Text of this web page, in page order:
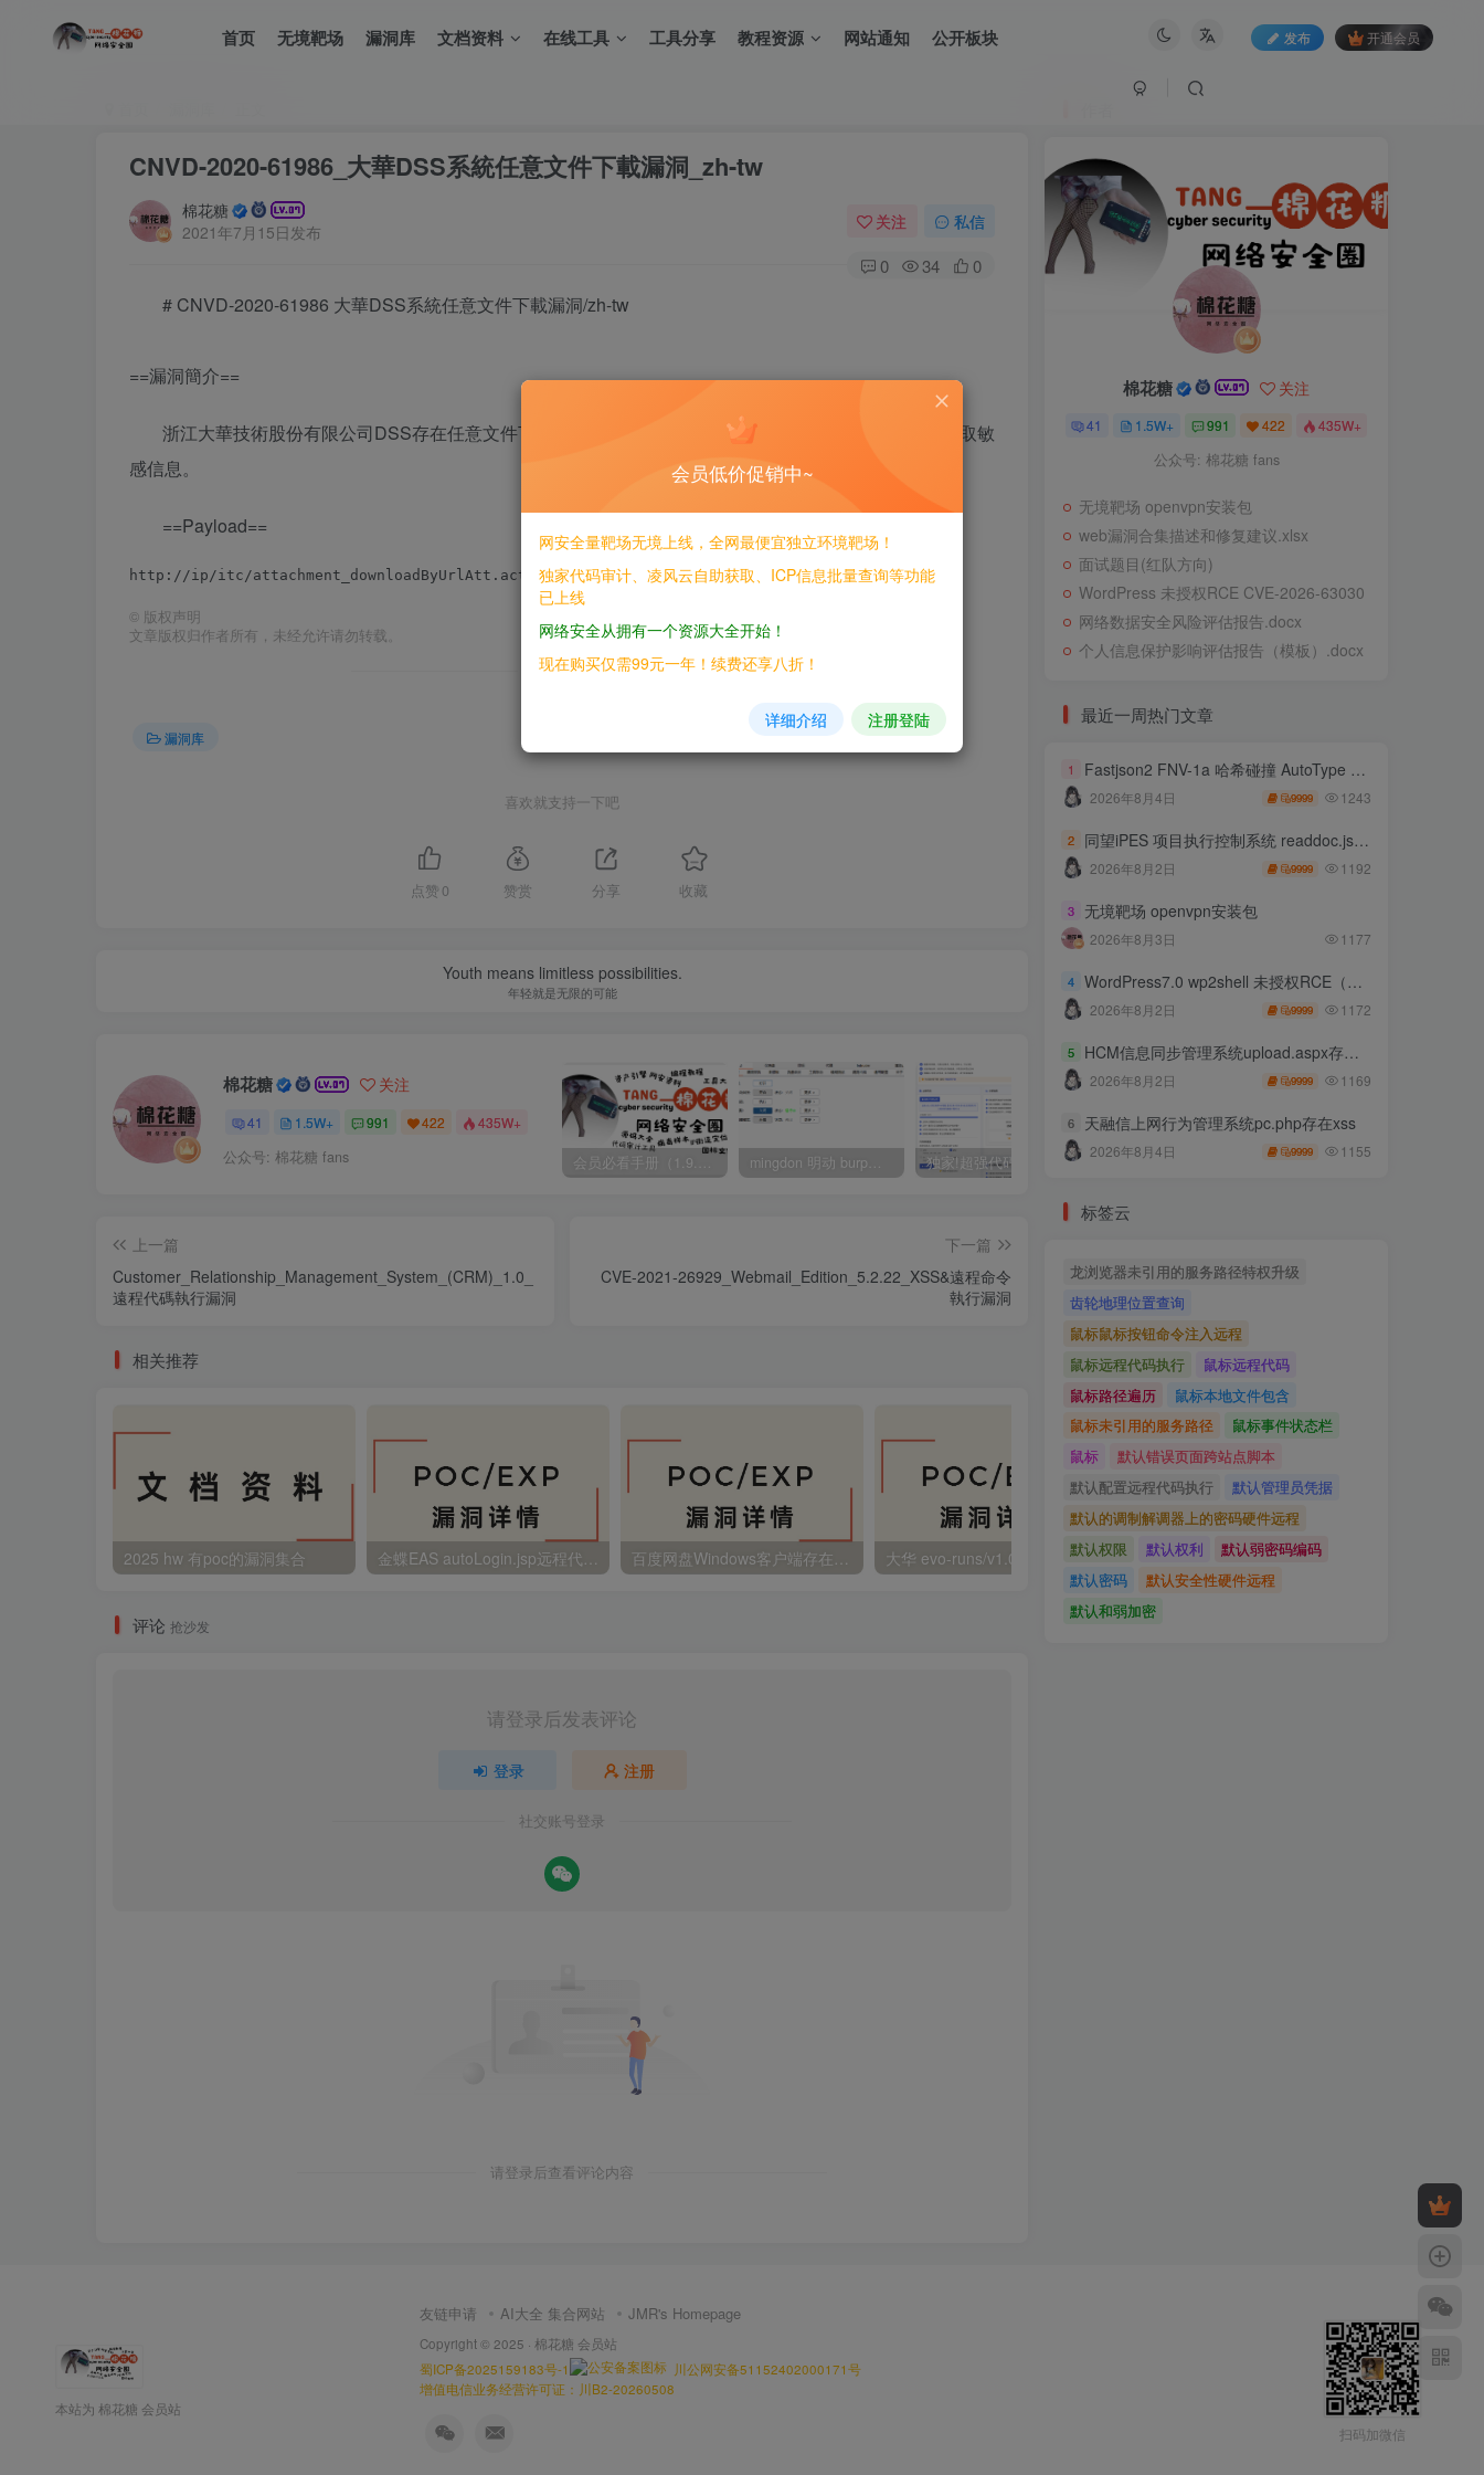
首页 无境靶场 漏洞库 文档资料 在线工具 工具分享 教程资源 网站通知 公开板块 发布 开通会员
CNVD-2020-61986_大華DSS系統任意文件下載漏洞_zh-tw
棉花糖
2021年7月15日发布
关注 私信
0 34 0
# CNVD-2020-61986 大華DSS系統任意文件下載漏洞/zh-tw
==漏洞簡介==
浙江大華技術股份有限公司DSS存在任意文件下載漏洞，攻擊者可利用該漏洞登錄界面下載任意文件獲取敏
感信息。
==Payload==
© 版权声明
文章版权归作者所有，未经允许请勿转载。
THE END
漏洞库
喜欢就支持一下吧
点赞 0 赞赏 分享 收藏
Youth means limitless possibilities.
年轻就是无限的可能
棉花糖 关注
41 1.5W+ 991 422 435W+
公众号: 棉花糖 fans
上一篇
Customer_Relationship_Management_System_(CRM)_1.0_
遠程代碼執行漏洞
下一篇
CVE-2021-26929_Webmail_Edition_5.2.22_XSS&遠程命令
執行漏洞
相关推荐
2025 hw 有poc的漏洞集合 大华 evo-runs/v1.0/receive RCE
评论 抢沙发
请登录后发表评论
登录 注册
社交账号登录
请登录后查看评论内容
棉花糖 关注
41 1.5W+ 991 422 435W+
公众号: 棉花糖 fans
无境靶场 openvpn安装包
web漏洞合集描述和修复建议.xlsx
面试题目(红队方向)
WordPress 未授权RCE CVE-2026-63030
网络数据安全风险评估报告.docx
个人信息保护影响评估报告（模板）.docx
最近一周热门文章
1 Fastjson2 FNV-1a 哈希碰撞 AutoType 绕过远程代码执行
2026年8月4日 9999 1243
2 同望iPES 项目执行控制系统 readdoc.jsp存在任意文件读取
2026年8月2日 9999 1192
3 无境靶场 openvpn安装包
2026年8月3日 1177
4 WordPress7.0 wp2shell 未授权RCE（CVE-2026-63030 CVE-2026-60137）
2026年8月2日 9999 1172
5 HCM信息同步管理系统upload.aspx存在任意文件上传
2026年8月2日 9999 1169
6 天融信上网行为管理系统pc.php存在xss
2026年8月4日 9999 1155
标签云
龙浏览器未引用的服务路径特权升级
齿轮地理位置查询
鼠标鼠标按钮命令注入远程
鼠标远程代码执行
鼠标远程代码
鼠标路径遍历
鼠标本地文件包含
鼠标未引用的服务路径
鼠标事件状态栏
鼠标
默认错误页面跨站点脚本
默认配置远程代码执行
默认管理员凭据
默认的调制解调器上的密码硬件远程
默认权限
默认权利
默认弱密码编码
默认密码
默认安全性硬件远程
默认和弱加密
本站为 棉花糖 会员站
友链申请 AI大全 集合网站 JMR's Homepage
Copyright © 2025 · 棉花糖 会员站
蜀ICP备2025159183号-1
川公网安备51152402000171号
增值电信业务经营许可证：川B2-20260508
扫码加微信
会员低价促销中~
网安全量靶场无境上线，全网最便宜独立环境靶场！
独家代码审计、凌风云自助获取、ICP信息批量查询等功能
已上线
网络安全从拥有一个资源大全开始！
现在购买仅需99元一年！续费还享八折！
详细介绍 注册登陆